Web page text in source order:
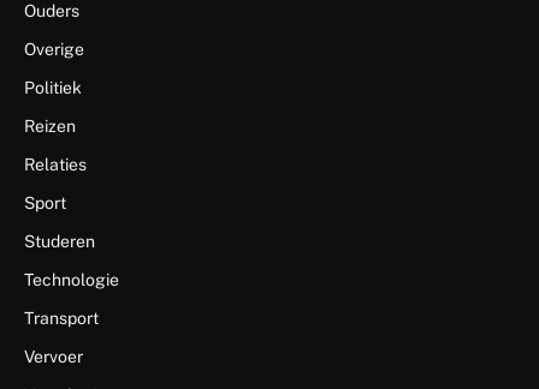
Ouders
Overige
Politiek
Reizen
Relaties
Sport
Studeren
Technologie
Transport
Vervoer